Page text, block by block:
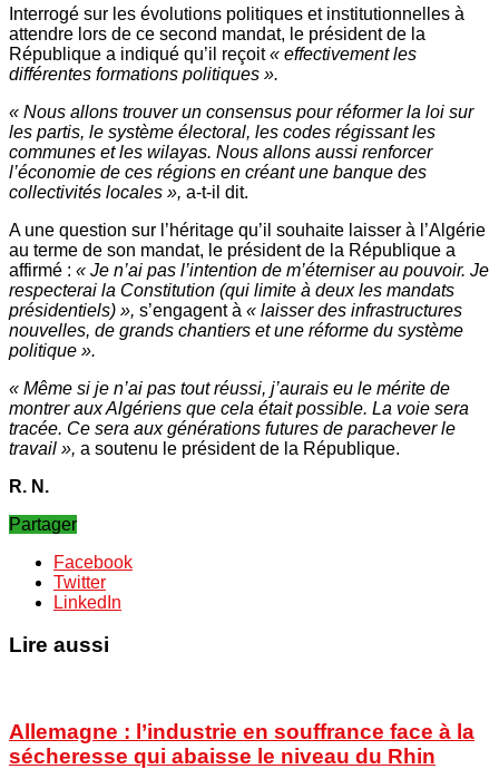
Interrogé sur les évolutions politiques et institutionnelles à
attendre lors de ce second mandat, le président de la
République a indiqué qu’il reçoit« effectivement les
différentes formations politiques ».
« Nous allons trouver un consensus pour réformer la loi sur
les partis, le système électoral, les codes régissant les
communes et les wilayas. Nous allons aussi renforcer
l’économie de ces régions en créant une banque des
collectivités locales », a-t-il dit.
A une question sur l’héritage qu’il souhaite laisser à l’Algérie
au terme de son mandat, le président de la République a
affirmé : « Je n’ai pas l’intention de m’éterniser au pouvoir. Je
respecterai la Constitution (qui limite à deux les mandats
présidentiels) », s’engagent à « laisser des infrastructures
nouvelles, de grands chantiers et une réforme du système
politique ».
« Même si je n’ai pas tout réussi, j’aurais eu le mérite de
montrer aux Algériens que cela était possible. La voie sera
tracée. Ce sera aux générations futures de parachever le
travail », a soutenu le président de la République.
R. N.
Partager
Facebook
Twitter
LinkedIn
Lire aussi
Allemagne : l’industrie en souffrance face à la
sécheresse qui abaisse le niveau du Rhin